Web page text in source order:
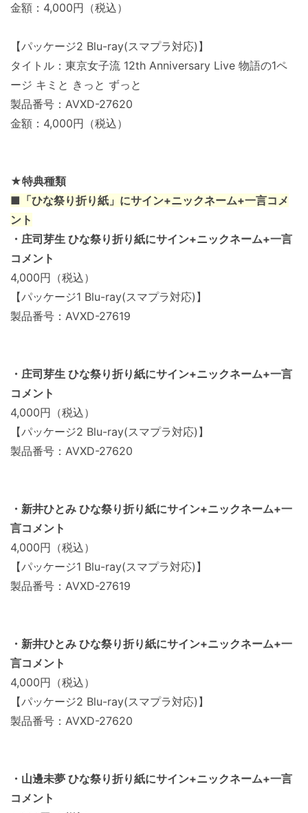
金額：4,000円（税込）
【パッケージ2 Blu-ray(スマプラ対応)】
タイトル：東京女子流 12th Anniversary Live 物語の1ペ
ージ キミと きっと ずっと
製品番号：AVXD-27620
金額：4,000円（税込）
★特典種類
■「ひな祭り折り紙」にサイン+ニックネーム+一言コメ
ント
・庄司芽生 ひな祭り折り紙にサイン+ニックネーム+一言
コメント
4,000円（税込）
【パッケージ1 Blu-ray(スマプラ対応)】
製品番号：AVXD-27619
・庄司芽生 ひな祭り折り紙にサイン+ニックネーム+一言
コメント
4,000円（税込）
【パッケージ2 Blu-ray(スマプラ対応)】
製品番号：AVXD-27620
・新井ひとみ ひな祭り折り紙にサイン+ニックネーム+一
言コメント
4,000円（税込）
【パッケージ1 Blu-ray(スマプラ対応)】
製品番号：AVXD-27619
・新井ひとみ ひな祭り折り紙にサイン+ニックネーム+一
言コメント
4,000円（税込）
【パッケージ2 Blu-ray(スマプラ対応)】
製品番号：AVXD-27620
・山邊未夢 ひな祭り折り紙にサイン+ニックネーム+一言
コメント